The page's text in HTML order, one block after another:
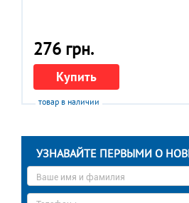
276 грн.
Купить
товар в наличии
УЗНАВАЙТЕ ПЕРВЫМИ О
имя